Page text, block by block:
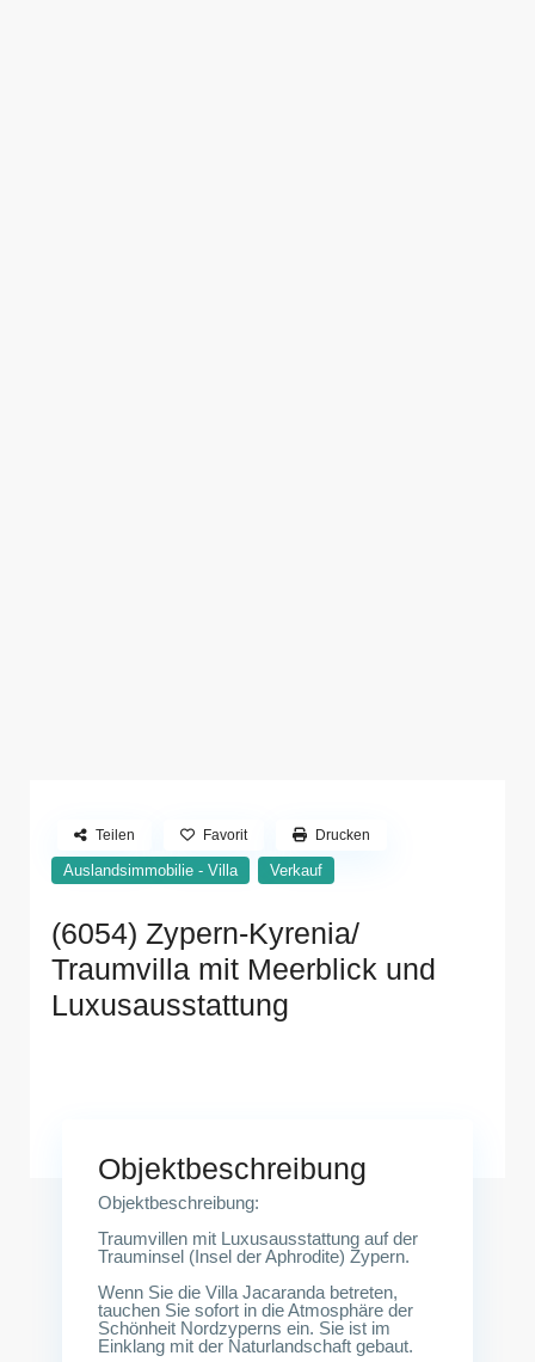
Auslandsimmobilie - Villa Verkauf
(6054) Zypern-Kyrenia/
Traumvilla mit Meerblick und
Luxusausstattung
Teilen Favorit Drucken
Objektbeschreibung
Objektbeschreibung:
Traumvillen mit Luxusausstattung auf der
Trauminsel (Insel der Aphrodite) Zypern.
Wenn Sie die Villa Jacaranda betreten,
tauchen Sie sofort in die Atmosphäre der
Schönheit Nordzyperns ein. Sie ist im
Einklang mit der Naturlandschaft gebaut.